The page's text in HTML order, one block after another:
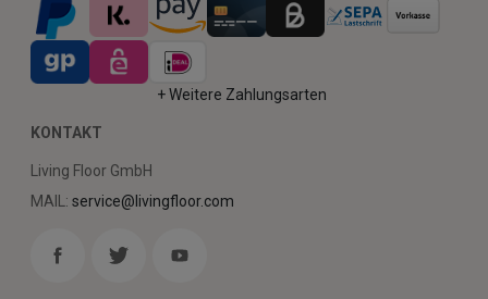
+ Weitere Zahlungsarten
KONTAKT
Living Floor GmbH
MAIL: service@livingfloor.com